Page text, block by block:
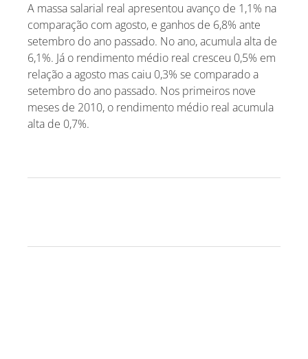
A massa salarial real apresentou avanço de 1,1% na
comparação com agosto, e ganhos de 6,8% ante
setembro do ano passado. No ano, acumula alta de
6,1%. Já o rendimento médio real cresceu 0,5% em
relação a agosto mas caiu 0,3% se comparado a
setembro do ano passado. Nos primeiros nove
meses de 2010, o rendimento médio real acumula
alta de 0,7%.